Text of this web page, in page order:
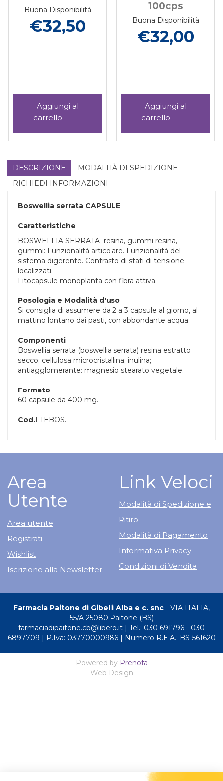
Buona Disponibilità
€32,50
carrello
KAPPA
PLUS alla
wishlist
INFLAM
KAPPA
PLUS
100cps
Buona Disponibilità
€32,00
100CPS allaDETOXEPATIC
DESCRIZIONE
MODALITÀ DI SPEDIZIONE
RICHIEDI INFORMAZIONI
Boswellia serrata CAPSULE
Caratteristiche
BOSWELLIA SERRATA resina, gummi resina,
gummi: Funzionalità articolare. Funzionalità del
sistema digerente. Contrasto di stati di tensione
localizzati.
Fitocapsule monoplanta con fibra attiva.
Posologia e Modalità d'uso
Si consiglia di assumere da 2 a 3 capsule al giorno, al
mattino lontano dai pasti, con abbondante acqua.
Componenti
Boswellia serrata (boswellia serrata) resina estratto
secco; cellulosa microcristallina; inulina;
antiagglomerante: magnesio stearato vegetale.
Formato
60 capsule da 400 mg.
Cod.FTEBOS.
Area
Utente
Area utente
Registrati
Wishlist
Iscrizione alla Newsletter
Link Veloci
Modalità di Spedizione e
Ritiro
Modalità di Pagamento
Informativa Privacy
Condizioni di Vendita
Farmacia Paitone di Gibelli Alba e c. snc - VIA ITALIA,
55/A 25080 Paitone (BS)
farmaciadipaitone.cb@libero.it
Tel.: 030 691796 - 030
6897709 | P.Iva: 03770000986 | Numero R.E.A.: BS-561620
Powered by Prenofa
Web Design